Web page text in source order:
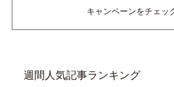
キャンペーンをチェッ
週間人気記事ランキング